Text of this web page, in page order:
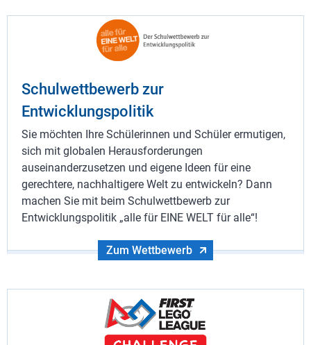
Schulwettbewerb zur
Entwicklungspolitik
Sie möchten Ihre Schülerinnen und Schüler ermutigen,
sich mit globalen Herausforderungen
auseinanderzusetzen und eigene Ideen für eine
gerechtere, nachhaltigere Welt zu entwickeln? Dann
machen Sie mit beim Schulwettbewerb zur
Entwicklungspolitik „alle für EINE WELT für alle“!
Zum Wettbewerb